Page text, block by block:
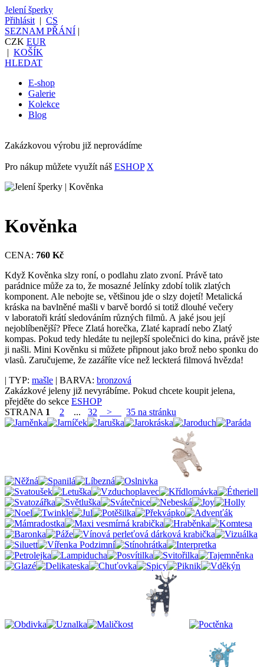
Jelení šperky
Přihlásit | CS
SEZNAM PŘÁNÍ |
CZK EUR
| KOŠÍK
HLEDAT
E-shop
Galerie
Kolekce
Blog
Zakázkovou výrobu již neprovádíme
Pro nákup můžete využít náš ESHOP X
Kověnka
CENA: 760 Kč
Když Kověnka slzy roní, o podlahu zlato zvoní. Právě tato
parádnice může za to, že mosazné Jelínky zdobí tolik zlatých
komponent. Ale nebojte se, většinou jde o slzy dojetí! Metalická
kráska na bavlněné mašli v barvě bordó si totiž dlouhé večery
v laboratoři krátí sledováním různých filmů. A jaké jsou její
nejoblíbenější? Přece Zlatá horečka, Zlaté kapradí nebo Zlatý
kompas. Pokud tedy hledáte tu nejlepší společnici do kina, právě jste
ji našli. Mini Kověnku si můžete připnout jako brož nebo sponku do
vlasů. Zaručujeme, že zazáříte více než leckterá filmová hvězda!
| TYP: mašle | BARVA: bronzová
Zakázkové jeleny již nevyrábíme. Pokud chcete koupit jelena,
přejděte do sekce ESHOP
STRANA 1 2 ... 32 > 35 na stránku